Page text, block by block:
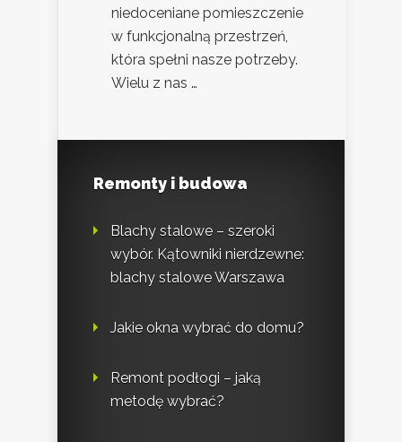
niedoceniane pomieszczenie
w funkcjonalną przestrzeń,
która spełni nasze potrzeby.
Wielu z nas …
Remonty i budowa
Blachy stalowe – szeroki
wybór. Kątowniki nierdzewne:
blachy stalowe Warszawa
Jakie okna wybrać do domu?
Remont podłogi – jaką
metodę wybrać?